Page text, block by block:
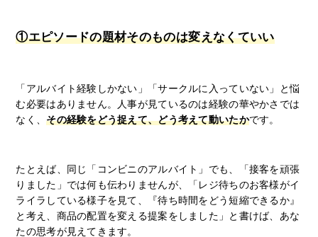
①エピソードの題材そのものは変えなくていい
「アルバイト経験しかない」「サークルに入っていない」と悩
む必要はありません。人事が見ているのは経験の華やかさでは
なく、その経験をどう捉えて、どう考えて動いたかです。
たとえば、同じ「コンビニのアルバイト」でも、「接客を頑張
りました」では何も伝わりませんが、「レジ待ちのお客様がイ
ライラしている様子を見て、『待ち時間をどう短縮できるか』
と考え、商品の配置を変える提案をしました」と書けば、あな
たの思考が見えてきます。